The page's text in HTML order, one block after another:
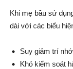
Khi mẹ bầu sử
dài với các biểu
Suy giảm trí
Khó kiểm soát